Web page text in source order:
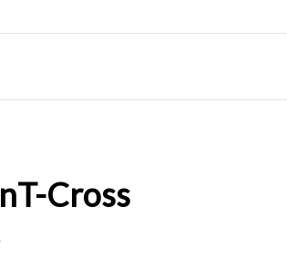
T-Cross